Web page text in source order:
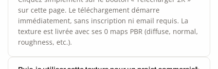
sur cette page. Le téléchargement démarre
immédiatement, sans inscription ni email requis. La
texture est livrée avec ses 0 maps PBR (diffuse, normal,
roughness, etc.).